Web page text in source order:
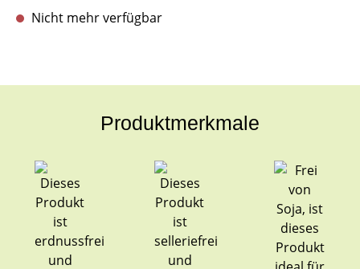
Nicht mehr verfügbar
Produktmerkmale